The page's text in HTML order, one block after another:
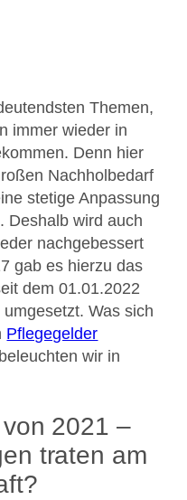
Themen,
immer wieder in
Denn hier
Nachholbedarf
stetige Anpassung
Deshalb wird auch
nachgebessert
gab es hierzu das
dem 01.01.2022
Was sich
Pflegegelder
wir in
2021 –
traten am